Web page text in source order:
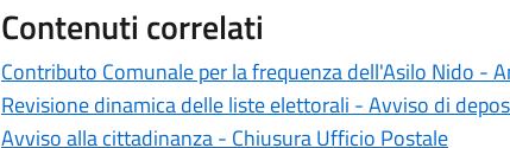
Contenuti correlati
Contributo Comunale per la frequenza dell'Asilo Nido -
Revisione dinamica delle liste elettorali - Avviso di
Avviso alla cittadinanza - Chiusura Ufficio Postale